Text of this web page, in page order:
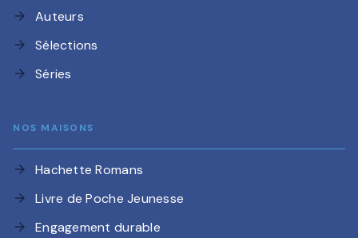
arrow_forward Auteurs
arrow_forward Sélections
arrow_forward Séries
NOS MAISONS
arrow_forward Hachette Romans
arrow_forward Livre de Poche Jeunesse
arrow_forward Engagement durable